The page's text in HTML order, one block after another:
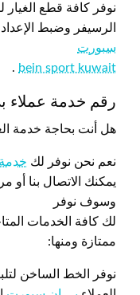
نوفر كافة قطع
الرسيفر وضبط
سبورت
bein sport kuwait
.
رقم خدمة عملاء
هل أنت بحاجة خدمة
نعم نحن نوفر لك
يمكنك الاتصال بنا أو
وسوف نوفر
لك كافة الخدمات
ممتازة ومنها:
نوفر الخط الساخن